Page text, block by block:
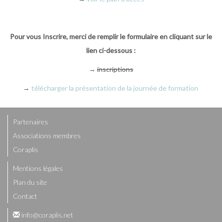
Pour vous Inscrire, merci de remplir le formulaire en cliquant sur le
lien ci-dessous :
→ inscriptions
→ télécharger la présentation de la journée de formation
Partenaires
Associations membres
Coraplis
Mentions légales
Plan du site
Contact
info@coraplis.net